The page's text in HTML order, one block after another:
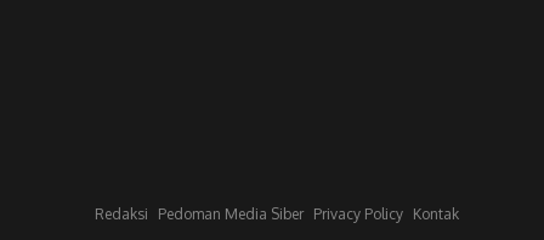
Redaksi Pedoman Media Siber Privacy Policy Kontak